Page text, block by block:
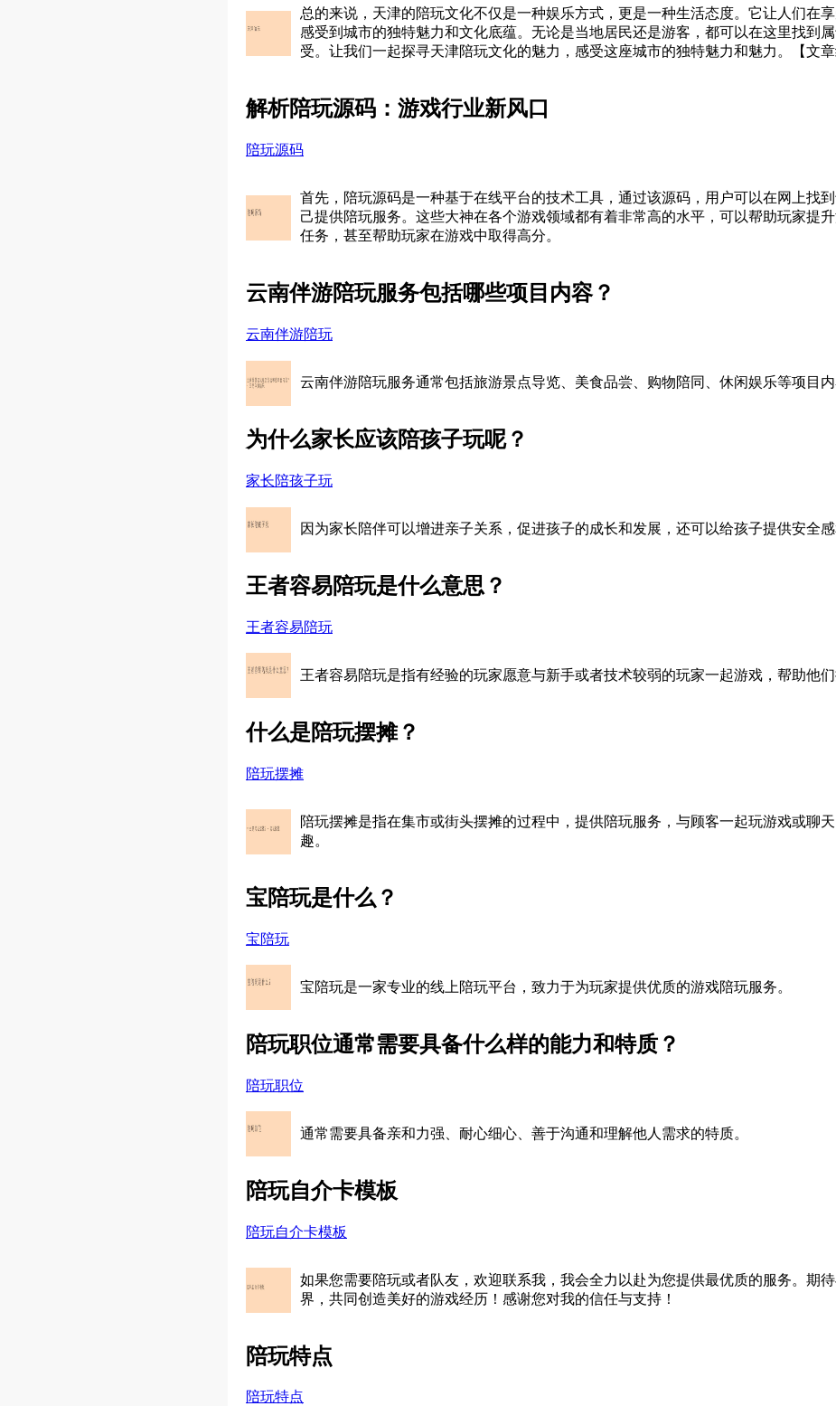
总的来说，天津的陪玩文化不仅是一种娱乐方式，更是一种生活态度。它让人们在
感受到城市的独特魅力和文化底蕴。无论是当地居民还是游客，都可以在这里找到
受。让我们一起探寻天津陪玩文化的魅力，感受这座城市的独特魅力和魅力。【文章
解析陪玩源码：游戏行业新风口
陪玩源码
首先，陪玩源码是一种基于在线平台的技术工具，通过该源码，用户可以在网上找
己提供陪玩服务。这些大神在各个游戏领域都有着非常高的水平，可以帮助玩家提
任务，甚至帮助玩家在游戏中取得高分。
云南伴游陪玩服务包括哪些项目内容？
云南伴游陪玩
云南伴游陪玩服务通常包括旅游景点导览、美食品尝、购物陪同、休闲娱乐等项目内
为什么家长应该陪孩子玩呢？
家长陪孩子玩
因为家长陪伴可以增进亲子关系，促进孩子的成长和发展，还可以给孩子提供安全感
王者容易陪玩是什么意思？
王者容易陪玩
王者容易陪玩是指有经验的玩家愿意与新手或者技术较弱的玩家一起游戏，帮助他们
什么是陪玩摆摊？
陪玩摆摊
陪玩摆摊是指在集市或街头摆摊的过程中，提供陪玩服务，与顾客一起玩游戏或聊
趣。
宝陪玩是什么？
宝陪玩
宝陪玩是一家专业的线上陪玩平台，致力于为玩家提供优质的游戏陪玩服务。
陪玩职位通常需要具备什么样的能力和特质？
陪玩职位
通常需要具备亲和力强、耐心细心、善于沟通和理解他人需求的特质。
陪玩自介卡模板
陪玩自介卡模板
如果您需要陪玩或者队友，欢迎联系我，我会全力以赴为您提供最优质的服务。期
界，共同创造美好的游戏经历！感谢您对我的信任与支持！
陪玩特点
陪玩特点